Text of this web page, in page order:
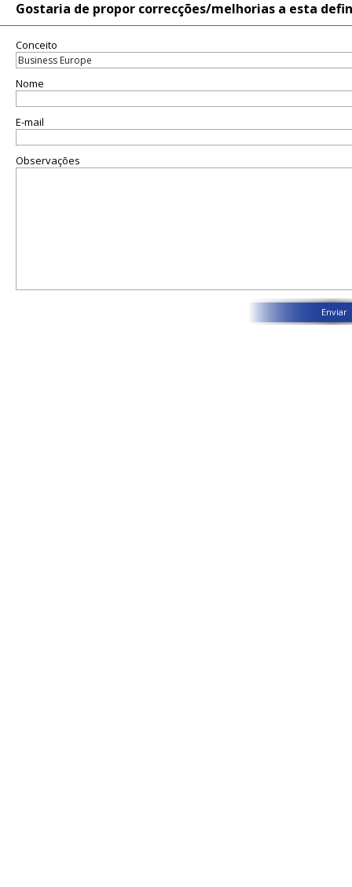
Gostaria de propor correcções/melhorias a esta
Conceito
Nome
E-mail
Observações
Enviar